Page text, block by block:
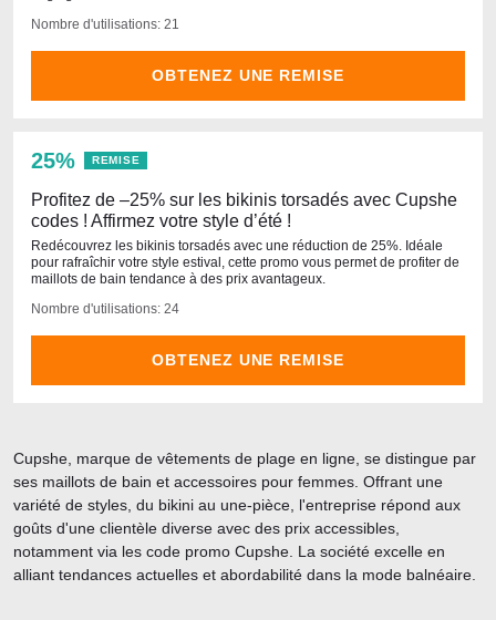
Nombre d'utilisations: 21
OBTENEZ UNE REMISE
25% REMISE
Profitez de –25% sur les bikinis torsadés avec Cupshe
codes ! Affirmez votre style d’été !
Redécouvrez les bikinis torsadés avec une réduction de 25%. Idéale
pour rafraîchir votre style estival, cette promo vous permet de profiter de
maillots de bain tendance à des prix avantageux.
Nombre d'utilisations: 24
OBTENEZ UNE REMISE
Cupshe, marque de vêtements de plage en ligne, se distingue par
ses maillots de bain et accessoires pour femmes. Offrant une
variété de styles, du bikini au une-pièce, l'entreprise répond aux
goûts d'une clientèle diverse avec des prix accessibles,
notamment via les code promo Cupshe. La société excelle en
alliant tendances actuelles et abordabilité dans la mode balnéaire.